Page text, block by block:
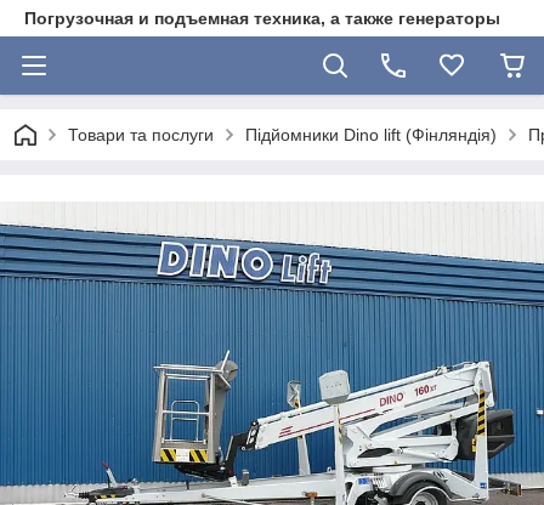
Погрузочная и подъемная техника, а также генераторы
Товари та послуги Підйомники Dino lift (Фінляндія)